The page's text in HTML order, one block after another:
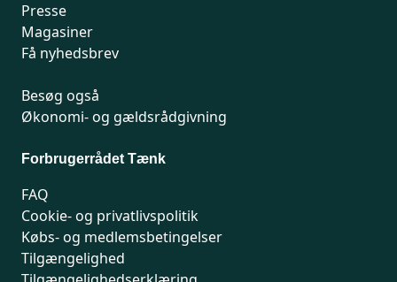
Presse
Magasiner
Få nyhedsbrev
Besøg også
Økonomi- og gældsrådgivning
Forbrugerrådet Tænk
FAQ
Cookie- og privatlivspolitik
Købs- og medlemsbetingelser
Tilgængelighed